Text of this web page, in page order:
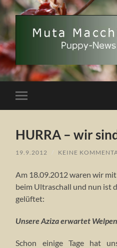
Menü
HURRA – wir
19.9.2012 / KEINE
Am 18.09.2012 waren wir
beim Ultraschall und nun ist
gelüftet:
Unsere Aziza erwartet
Schon einige Tage hat